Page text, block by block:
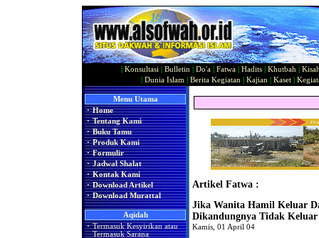
Konsultasi Bulletin Do'a Fatwa Hadits Khutbah
Dunia Islam Berita Kegiatan Kajian Kaset|
Menu Utama
· Home
· Tentang Kami
· Buku Tamu
· Produk Kami
· Formulir
· Jadwal Shalat
· Kontak Kami
· Download Artikel
· Download Murattal
Aqidah
· Termasuk Kesyirikan atau
Termasuk Sarana
Artikel Fatwa :
Jika Wanita Hamil Keluar
Dikandungnya Tidak
Kamis, 01 April 04